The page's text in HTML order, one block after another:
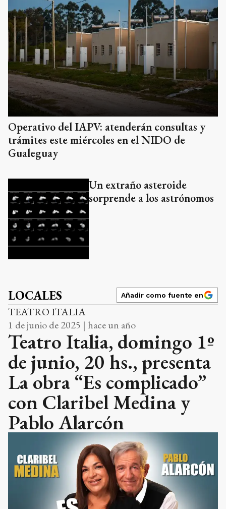
Operativo del IAPV: atenderán consultas y
trámites este miércoles en el NIDO de
Gualeguay
Un extraño asteroide
sorprende a los astrónomos
LOCALES Añadir como fuente en
TEATRO ITALIA
1 de junio de 2025 | hace un año
Teatro Italia, domingo 1º
de junio, 20 hs., presenta
La obra “Es complicado”
con Claribel Medina y
Pablo Alarcón